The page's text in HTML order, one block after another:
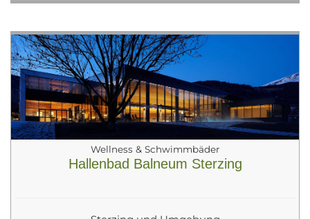
Wellness & Schwimmbäder
Hallenbad Balneum Sterzing